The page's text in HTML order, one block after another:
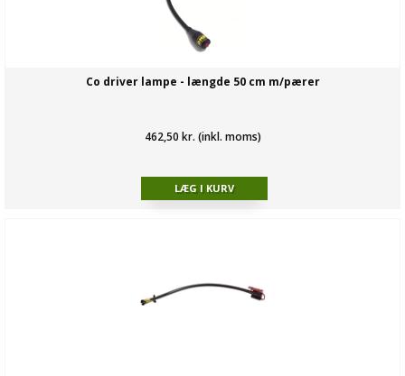
Co driver lampe - længde 50 cm m/pærer
462,50 kr. (inkl. moms)